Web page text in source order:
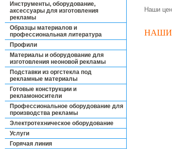
Инструменты, оборудование,
аксессуары для изготовления
рекламы
Образцы материалов и
профессиональная литература
Профили
Материалы и оборудование для
изготовления неоновой рекламы
Подставки из оргстекла под
рекламные материалы
Готовые конструкции и
рекламоносители
Профессиональное оборудование для
производства рекламы
Электротехническое оборудование
Услуги
Горячая линия
Наши
НАШИ